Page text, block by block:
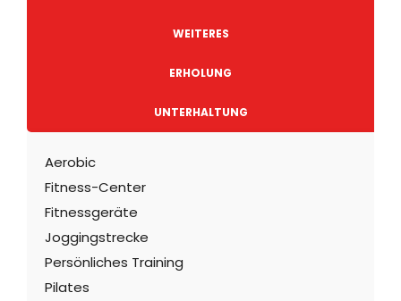
WEITERES
ERHOLUNG
UNTERHALTUNG
Aerobic
Fitness-Center
Fitnessgeräte
Joggingstrecke
Persönliches Training
Pilates